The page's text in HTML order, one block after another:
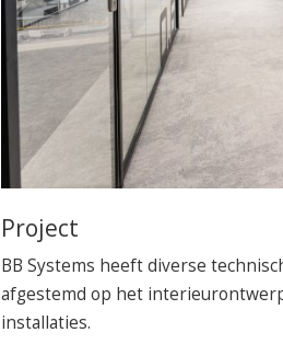
Project
BB Systems heeft diverse
afgestemd op het
installaties.